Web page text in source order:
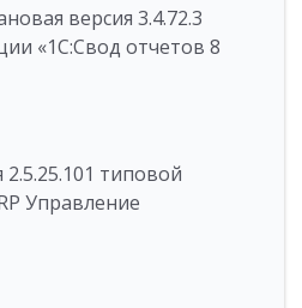
версия 3.4.72.3
«1C:Свод отчетов 8
типовой
Управление